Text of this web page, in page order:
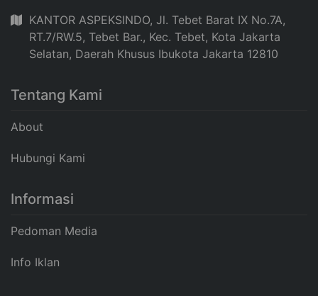
KANTOR ASPEKSINDO, Jl. Tebet Barat IX No.7A,
RT.7/RW.5, Tebet Bar., Kec. Tebet, Kota Jakarta
Selatan, Daerah Khusus Ibukota Jakarta 12810
Tentang Kami
About
Hubungi Kami
Informasi
Pedoman Media
Info Iklan